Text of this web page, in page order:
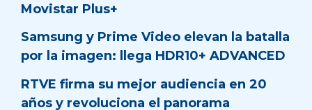
Movistar Plus+
Samsung y Prime Video elevan la batalla
por la imagen: llega HDR10+ ADVANCED
RTVE firma su mejor audiencia en 20
años y revoluciona el panorama